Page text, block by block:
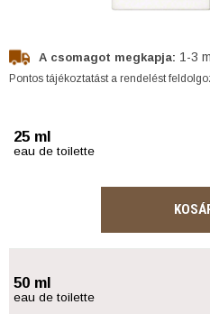
A csomagot megkapja: 1-3
Pontos tájékoztatást a rendelést
25 ml
eau de toilette
50 ml
eau de toilette